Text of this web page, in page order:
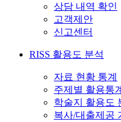
상담 내역 확인
고객제안
신고센터
RISS 활용도 분석
자료 현황 통계
주제별 활용통
학술지 활용도
복사/대출제공